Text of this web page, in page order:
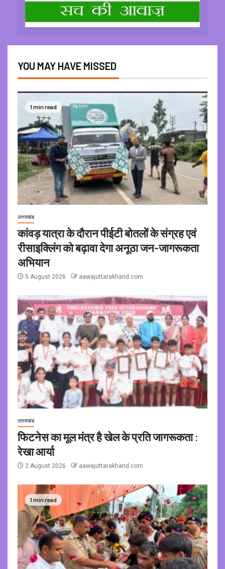
YOU MAY HAVE MISSED
1 min read
उत्तराखंड
कांवड़ यात्रा के दौरान पीईटी बोतलों के संग्रह एवं
रीसाइक्लिंग को बढ़ावा देगा अनूठा जन-जागरूकता
अभियान
5 August 2026 aawajuttarakhand.com
उत्तराखंड
फिटनेस का मूल मंत्र है खेल के प्रति जागरूकता :
रेखा आर्या
2 August 2026 aawajuttarakhand.com
1 min read